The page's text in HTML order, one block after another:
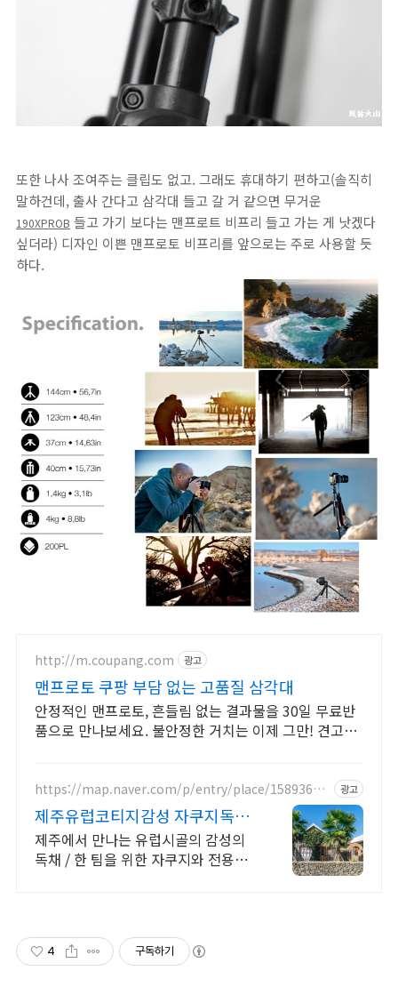
또한 나사 조여주는 클립도 없고. 그래도 휴대하기 편하고(솔직히
말하건데, 출사 간다고 삼각대 들고 갈 거 같으면 무거운
190XPROB 들고 가기 보다는 맨프로트 비프리 들고 가는 게 낫겠다
싶더라) 디자인 이쁜 맨프로토 비프리를 앞으로는 주로 사용할 듯
하다.
http://m.coupang.com 광고
맨프로토 쿠팡 부담 없는 고품질 삼각대
안정적인 맨프로토, 흔들림 없는 결과물을 30일 무료반
품으로 만나보세요. 불안정한 거치는 이제 그만! 견고한
https://map.naver.com/p/entry/place/15893686
광고
제주유럽코티지감성 자쿠지독채
프라이빗 제주여행, 유럽감성
제주에서 만나는 유럽시골의 감성의
독채 / 한 팀을 위한 자쿠지와 전용온
4 구독하기